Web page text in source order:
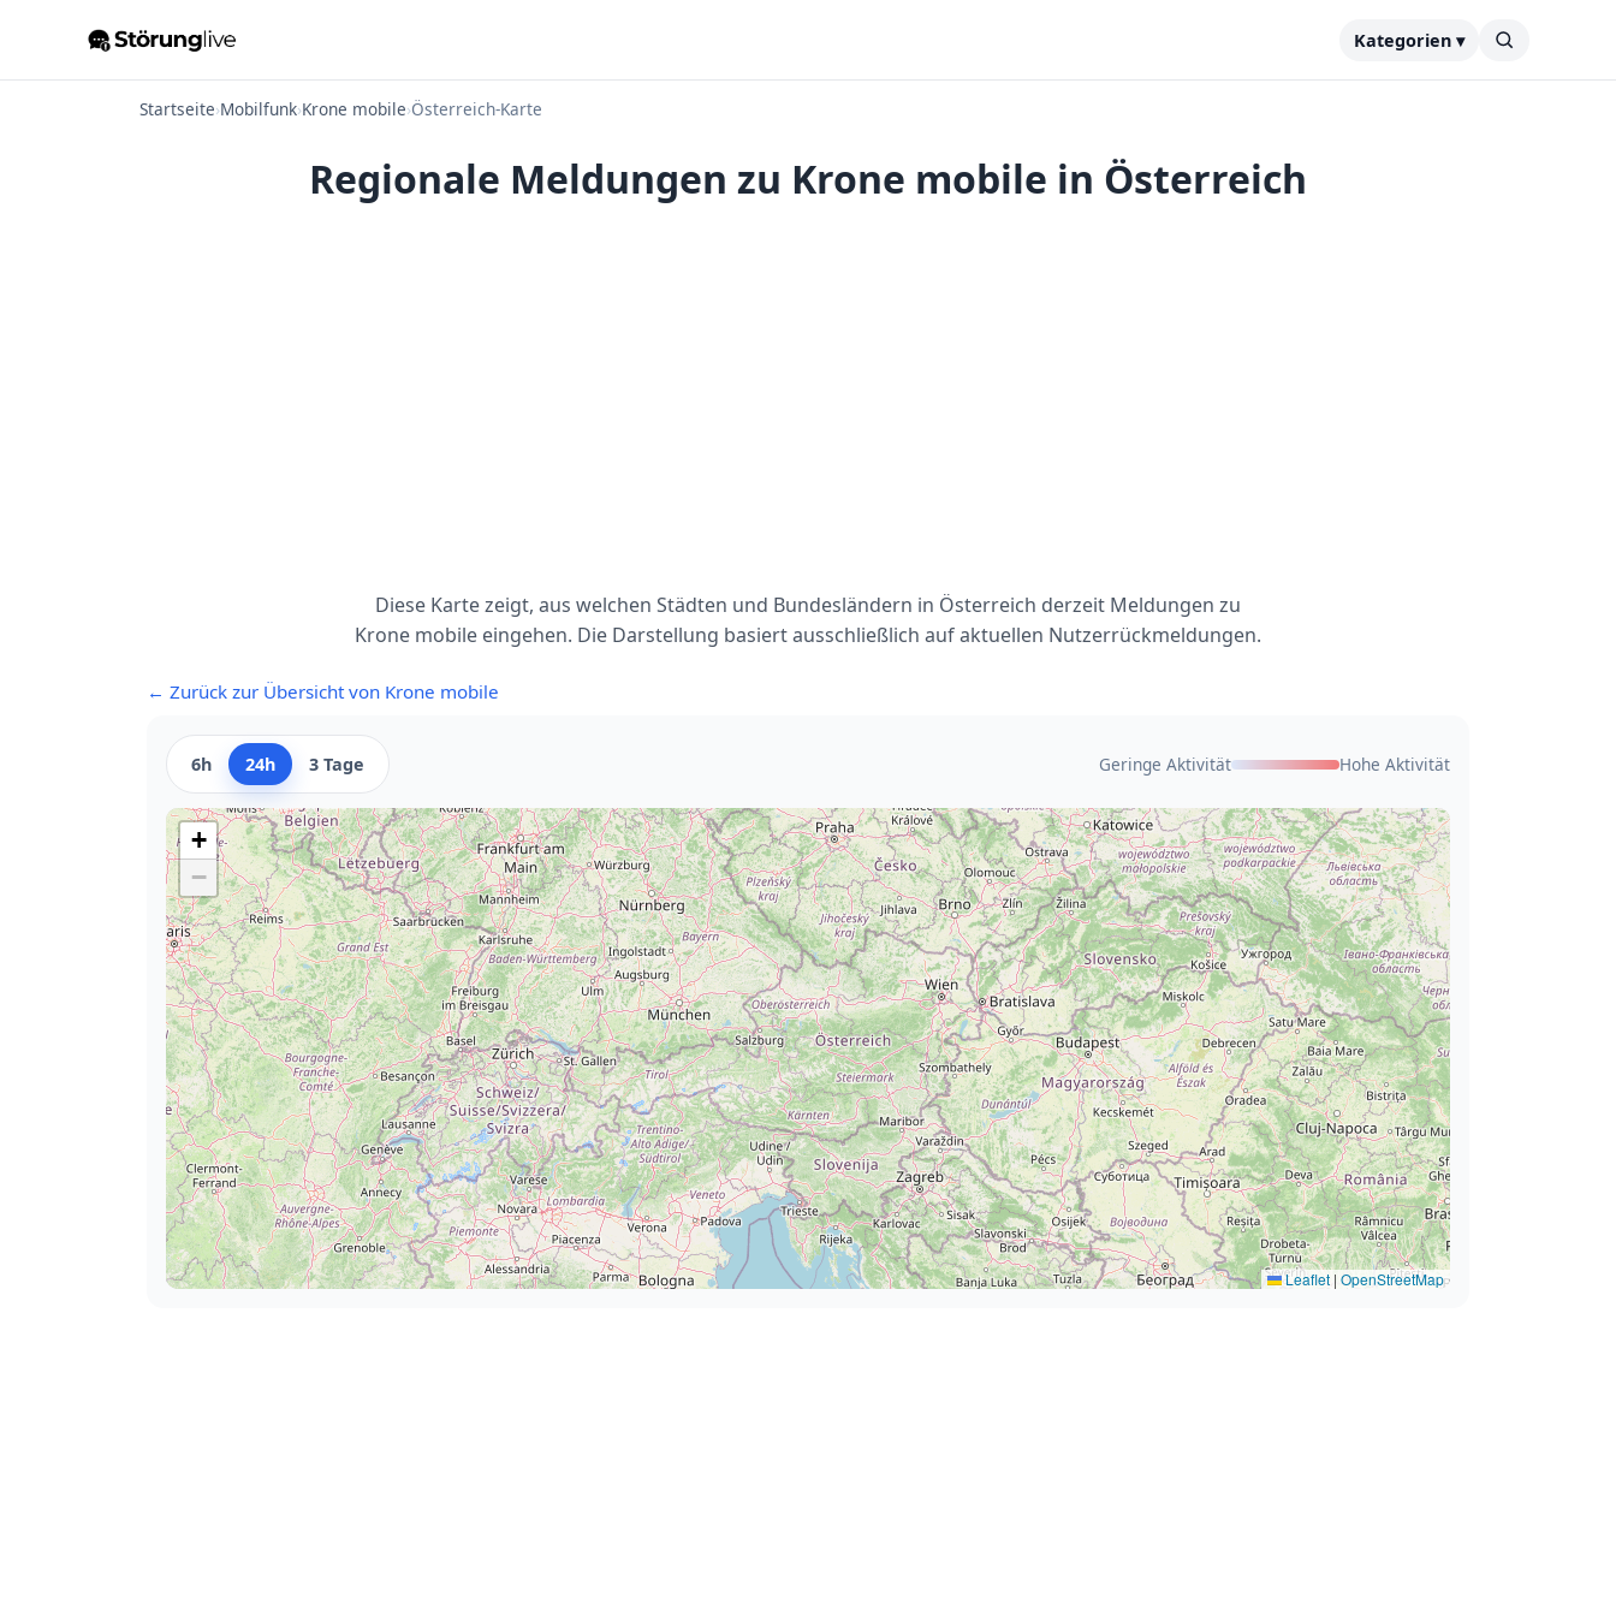
Kategorien ▾
Startseite›Mobilfunk›Krone mobile›Österreich-Karte
Regionale Meldungen zu Krone mobile in Österreich
Diese Karte zeigt, aus welchen Städten und Bundesländern in Österreich derzeit Meldungen zu
Krone mobile eingehen. Die Darstellung basiert ausschließlich auf aktuellen Nutzerrückmeldungen.
← Zurück zur Übersicht von Krone mobile
6h 24h 3 Tage Geringe Aktivität Hohe Aktivität
+
−
Leaflet | OpenStreetMap